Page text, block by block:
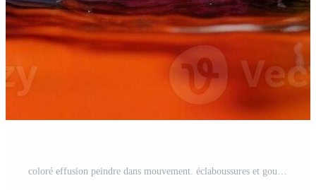
coloré effusion peindre dans mouvement. éclaboussures et gouttes de peindre mouche autour. éclaboussure de brillant couleurs. liquide peindre chutes dans l'eau. abstrait dynamique brillant Contexte pour conception, impression ai généré Photo Pro